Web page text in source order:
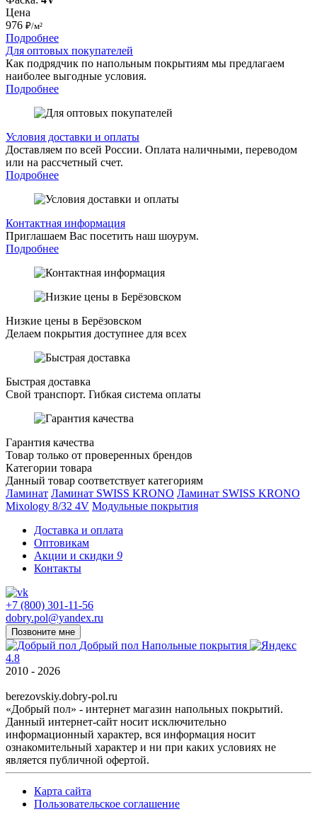
Цена
976 ₽/м²
Подробнее
Для оптовых покупателей
Как подрядчик по напольным покрытиям мы предлагаем
наиболее выгодные условия.
Подробнее
Условия доставки и оплаты
Доставляем по всей России. Оплата наличными, переводом
или на рассчетный счет.
Подробнее
Контактная информация
Приглашаем Вас посетить наш шоурум.
Подробнее
Низкие цены в Берёзовском
Делаем покрытия доступнее для всех
Быстрая доставка
Свой транспорт. Гибкая система оплаты
Гарантия качества
Товар только от проверенных брендов
Категории товара
Данный товар соответствует категориям
Ламинат Ламинат SWISS KRONO Ламинат SWISS KRONO
Mixology 8/32 4V Модульные покрытия
Доставка и оплата
Оптовикам
Акции и скидки 9
Контакты
+7 (800) 301-11-56
dobry.pol@yandex.ru
Позвоните мне
Добрый пол Напольные покрытия
4.8
2010 - 2026
berezovskiy.dobry-pol.ru
«Добрый пол» - интернет магазин напольных покрытий.
Данный интернет-сайт носит исключительно
информационный характер, вся информация носит
ознакомительный характер и ни при каких условиях не
является публичной офертой.
Карта сайта
Пользовательское соглашение